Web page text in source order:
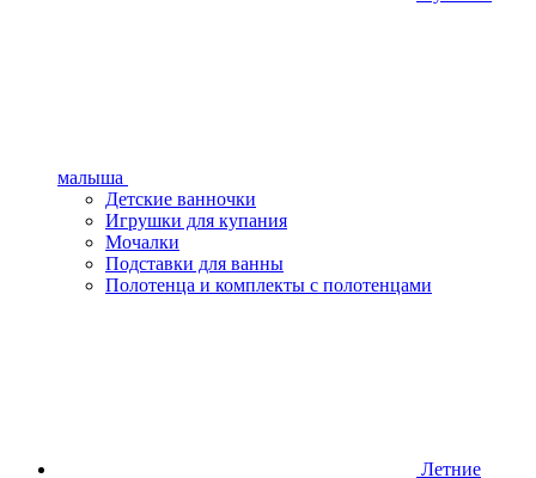
малыша
Детские ванночки
Игрушки для купания
Мочалки
Подставки для ванны
Полотенца и комплекты с полотенцами
Летние